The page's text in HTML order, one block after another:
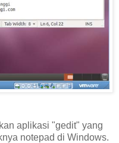
aplikasi "gedit" yang
notepad di Windows.